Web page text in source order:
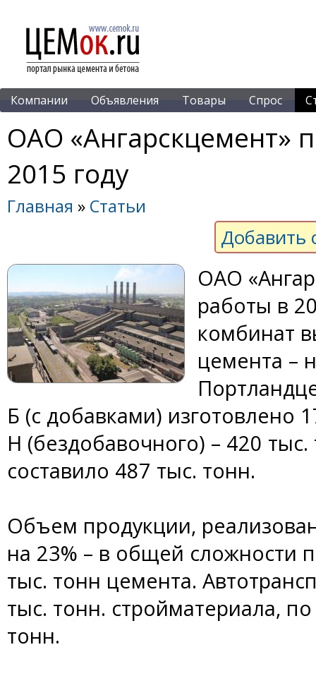
Компании Объявления Товары Спрос
ОАО «Ангарскцемент»
2015 году
Главная » Статьи
Добавить
ОАО
работы в
комбинат
цемента –
Б (с добавками) изготовлено
Н (бездобавочного) – 420
составило 487 тыс. тонн.
Объем продукции,
на 23% – в общей сложности
тыс. тонн цемента.
тыс. тонн. стройматериала,
тонн.